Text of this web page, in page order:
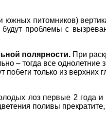
южных питомников)
проблемы с
полярности. При
– тогда все однолетние
побеги только из верхних
лоз первые 2 года
поливы прекратите,